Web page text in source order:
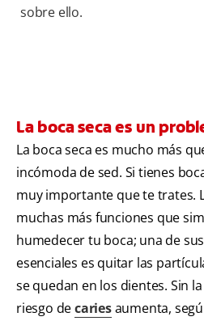
sobre ello.
La boca seca es un
La boca seca es mucho más
incómoda de sed. Si tienes
muy importante que te trates.
muchas más funciones que
humedecer tu boca; una de
esenciales es quitar las
se quedan en los dientes. Sin
riesgo decariesaumenta,